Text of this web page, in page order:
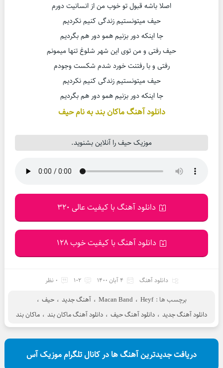
اصلا باشه قبول تو خوب من از انسانیت دورم
حیف میتونستیم زندگی کنیم نکردیم
جا اینکه دور بزنیم همو دور هم بگردیم
حیف رفتی و من توی این شهر شلوغ تنها میمونم
رفتی و با رفتنت خورد شدم شکست وجودم
حیف میتونستیم زندگی کنیم نکردیم
جا اینکه دور بزنیم همو دور هم بگردیم
دانلود آهنگ ماکان بند به نام حیف
موزیک حیف را آنلاین بشنوید.
دانلود آهنگ با کیفیت عالی 320
دانلود آهنگ با کیفیت خوب 128
دانلود آهنگ 4 آبان 1400 102 0 نظر
برچسب ها : Heyf ، Macan Band ، آهنگ جدید ، حیف ،
دانلود آهنگ جدید ، دانلود آهنگ حیف ، دانلود آهنگ ماکان بند ، ماکان بند
دریافت جدیدترین آهنگ ها در کانال تلگرام موزیک آس